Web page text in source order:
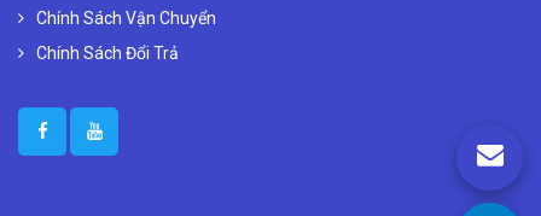
Chính Sách Vận Chuyển
Chính Sách Đổi Trả